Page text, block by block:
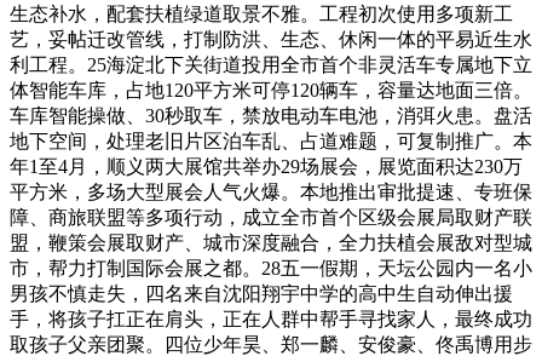
生态补水，配套扶植绿道取景不雅。工程初次使用多项新工
艺，妥帖迁改管线，打制防洪、生态、休闲一体的平易近生水
利工程。25海淀北下关街道投用全市首个非灵活车专属地下立
体智能车库，占地120平方米可停120辆车，容量达地面三倍。
车库智能操做、30秒取车，禁放电动车电池，消弭火患。盘活
地下空间，处理老旧片区泊车乱、占道难题，可复制推广。本
年1至4月，顺义两大展馆共举办29场展会，展览面积达230万
平方米，多场大型展会人气火爆。本地推出审批提速、专班保
障、商旅联盟等多项行动，成立全市首个区级会展局取财产联
盟，鞭策会展取财产、城市深度融合，全力扶植会展敌对型城
市，帮力打制国际会展之都。28五一假期，天坛公园内一名小
男孩不慎走失，四名来自沈阳翔宇中学的高中生自动伸出援
手，将孩子扛正在肩头，正在人群中帮手寻找家人，最终成功
取孩子父亲团聚。四位少年昊、郑一麟、安俊豪、佟禹博用步